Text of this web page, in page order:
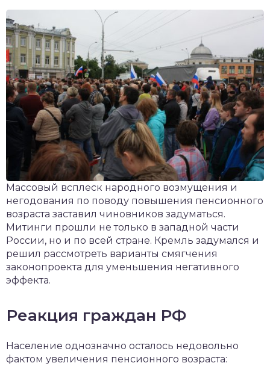
Массовый всплеск народного возмущения и
негодования по поводу повышения пенсионного
возраста заставил чиновников задуматься.
Митинги прошли не только в западной части
России, но и по всей стране. Кремль задумался и
решил рассмотреть варианты смягчения
законопроекта для уменьшения негативного
эффекта.
Реакция граждан РФ
Население однозначно осталось недовольно
фактом увеличения пенсионного возраста:
крыши и кровли
и уход